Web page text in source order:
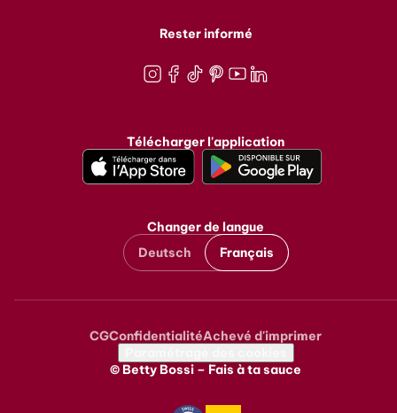
Rester informé
Télécharger l'application
Changer de langue
Deutsch
Français
Metanavigation
CGConfidentialitéAchevé d'imprimer
© Betty Bossi – Fais à ta sauce